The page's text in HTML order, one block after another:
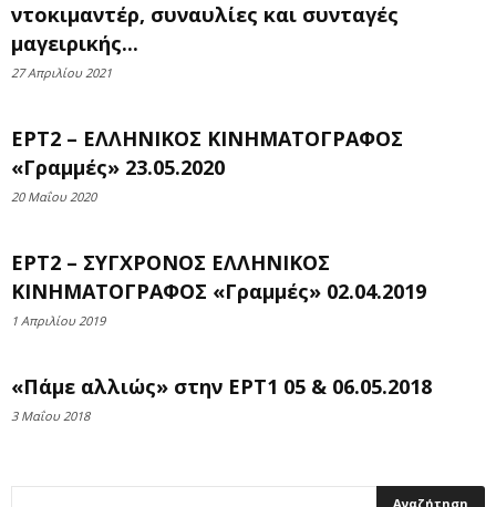
ντοκιμαντέρ, συναυλίες και συνταγές
μαγειρικής...
27 Απριλίου 2021
ΕΡΤ2 – ΕΛΛΗΝΙΚΟΣ ΚΙΝΗΜΑΤΟΓΡΑΦΟΣ
«Γραμμές» 23.05.2020
20 Μαΐου 2020
ΕΡΤ2 – ΣΥΓΧΡΟΝΟΣ ΕΛΛΗΝΙΚΟΣ
ΚΙΝΗΜΑΤΟΓΡΑΦΟΣ «Γραμμές» 02.04.2019
1 Απριλίου 2019
«Πάμε αλλιώς» στην ΕΡΤ1 05 & 06.05.2018
3 Μαΐου 2018